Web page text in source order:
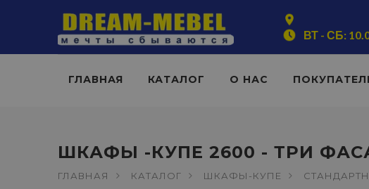
ВТ - СБ:
ГЛАВНАЯ КАТАЛОГ О НАС
ШКАФЫ -КУПЕ 2600 - ТРИ
ГЛАВНАЯ КАТАЛОГ ШКАФЫ-КУПЕ